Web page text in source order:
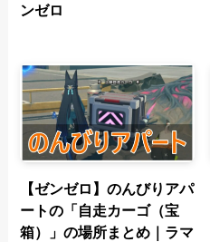
ンゼロ
【ゼンゼロ】のんびりアパ
ートの「自走カーゴ（宝
箱）」の場所まとめ｜ラマ